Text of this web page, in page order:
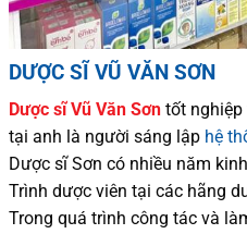
DƯỢC SĨ VŨ VĂN SƠN
Dược sĩVũ Văn Sơn tốt
tại anh là người sáng lập hệ
Dược sĩSơn có nhiều năm
Trình dược viên tại các hãng
Trong quá trình công tác và